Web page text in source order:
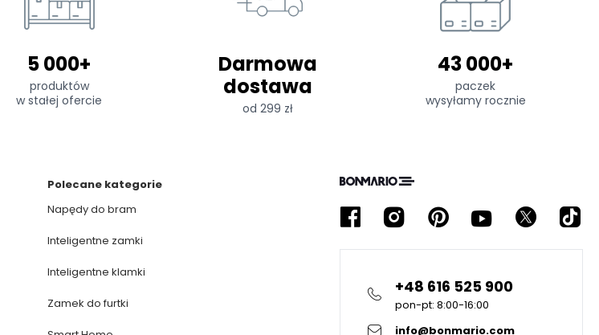
5 000+
produktów
w stałej ofercie
Darmowa
dostawa
od 299 zł
43 000+
paczek
wysyłamy rocznie
+48 616 525 900
pon-pt: 8:00-16:00
info@bonmario.com
Polecane kategorie
Napędy do bram
Inteligentne zamki
Inteligentne klamki
Zamek do furtki